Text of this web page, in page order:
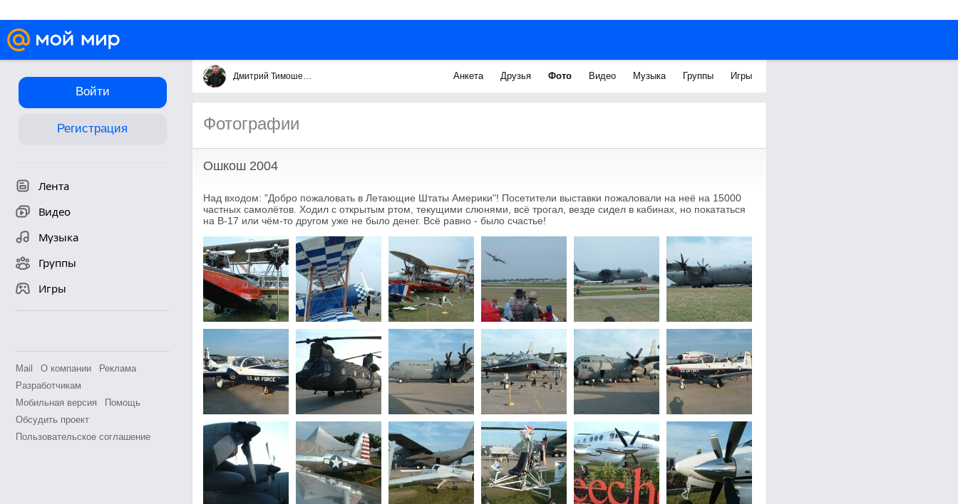
Войти
Регистрация
Лента
Видео
Музыка
Группы
Игры
Mail О компании
Реклама
Разработчикам
Мобильная версия
Помощь
Обсудить проект
Пользовательское соглашение
Дмитрий Тимошенко Анкета Друзья Фото Видео Музыка Группы Игры
Фотографии
Ошкош 2004
Над входом: "Добро пожаловать в Летающие Штаты Америки"! Посетители выставки пожаловали на неё на 15000
частных самолётов. Ходил с открытым ртом, текущими слюнями, всё трогал, везде сидел в кабинах, но покататься
на В-17 или чём-то другом уже не было денег. Всё равно - было счастье!